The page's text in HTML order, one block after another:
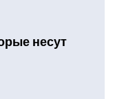
несут